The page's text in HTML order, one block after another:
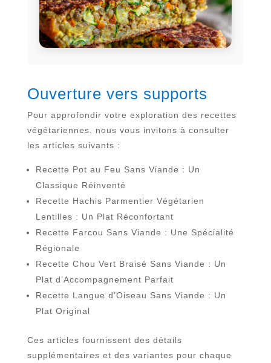
Ouverture vers supports
Pour approfondir votre exploration des recettes
végétariennes, nous vous invitons à consulter
les articles suivants :
Recette Pot au Feu Sans Viande : Un
Classique Réinventé
Recette Hachis Parmentier Végétarien
Lentilles : Un Plat Réconfortant
Recette Farcou Sans Viande : Une Spécialité
Régionale
Recette Chou Vert Braisé Sans Viande : Un
Plat d’Accompagnement Parfait
Recette Langue d’Oiseau Sans Viande : Un
Plat Original
Ces articles fournissent des détails
supplémentaires et des variantes pour chaque